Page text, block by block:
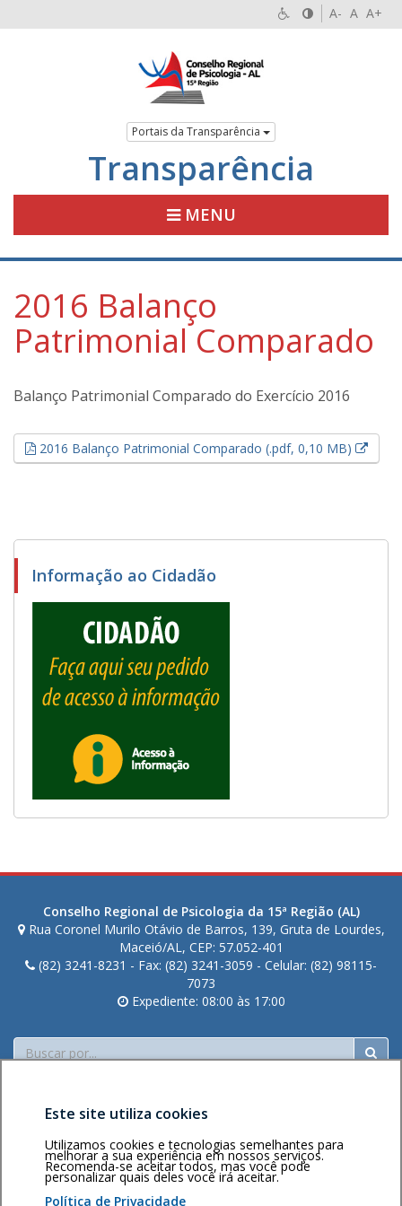
A- A A+
Portais da Transparência
Transparência
MENU
2016 Balanço
Patrimonial Comparado
Balanço Patrimonial Comparado do Exercício 2016
2016 Balanço Patrimonial Comparado (.pdf, 0,10 MB) Esse
Informação ao Cidadão
Conselho Regional de Psicologia da 15ª Região (AL)
Rua Coronel Murilo Otávio de Barros, 139, Gruta de Lourdes,
Maceió/AL, CEP: 57.052-401
(82) 3241-8231 - Fax: (82) 3241-3059 - Celular: (82) 98115-
7073
Expediente: 08:00 às 17:00
Buscar
Área restritaPolítica de
privacidadePersonalização
Este site utiliza cookies
Utilizamos cookies e tecnologias semelhantes para
melhorar a sua experiência em nossos serviços.
Recomenda-se aceitar todos, mas você pode
personalizar quais deles você irá aceitar.
Política de Privacidade